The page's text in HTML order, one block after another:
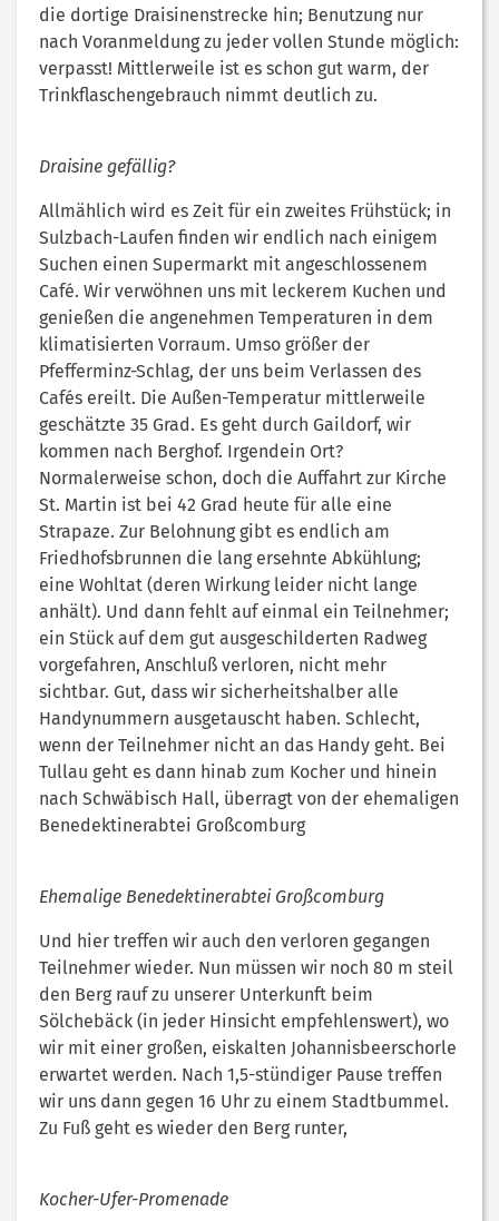
die dortige Draisinenstrecke hin; Benutzung nur
nach Voranmeldung zu jeder vollen Stunde möglich:
verpasst! Mittlerweile ist es schon gut warm, der
Trinkflaschengebrauch nimmt deutlich zu.
Draisine gefällig?
Allmählich wird es Zeit für ein zweites Frühstück; in
Sulzbach-Laufen finden wir endlich nach einigem
Suchen einen Supermarkt mit angeschlossenem
Café. Wir verwöhnen uns mit leckerem Kuchen und
genießen die angenehmen Temperaturen in dem
klimatisierten Vorraum. Umso größer der
Pfefferminz-Schlag, der uns beim Verlassen des
Cafés ereilt. Die Außen-Temperatur mittlerweile
geschätzte 35 Grad. Es geht durch Gaildorf, wir
kommen nach Berghof. Irgendein Ort?
Normalerweise schon, doch die Auffahrt zur Kirche
St. Martin ist bei 42 Grad heute für alle eine
Strapaze. Zur Belohnung gibt es endlich am
Friedhofsbrunnen die lang ersehnte Abkühlung;
eine Wohltat (deren Wirkung leider nicht lange
anhält). Und dann fehlt auf einmal ein Teilnehmer;
ein Stück auf dem gut ausgeschilderten Radweg
vorgefahren, Anschluß verloren, nicht mehr
sichtbar. Gut, dass wir sicherheitshalber alle
Handynummern ausgetauscht haben. Schlecht,
wenn der Teilnehmer nicht an das Handy geht. Bei
Tullau geht es dann hinab zum Kocher und hinein
nach Schwäbisch Hall, überragt von der ehemaligen
Benedektinerabtei Großcomburg
Ehemalige Benedektinerabtei Großcomburg
Und hier treffen wir auch den verloren gegangen
Teilnehmer wieder. Nun müssen wir noch 80 m steil
den Berg rauf zu unserer Unterkunft beim
Sölchebäck (in jeder Hinsicht empfehlenswert), wo
wir mit einer großen, eiskalten Johannisbeerschorle
erwartet werden. Nach 1,5-stündiger Pause treffen
wir uns dann gegen 16 Uhr zu einem Stadtbummel.
Zu Fuß geht es wieder den Berg runter,
Kocher-Ufer-Promenade